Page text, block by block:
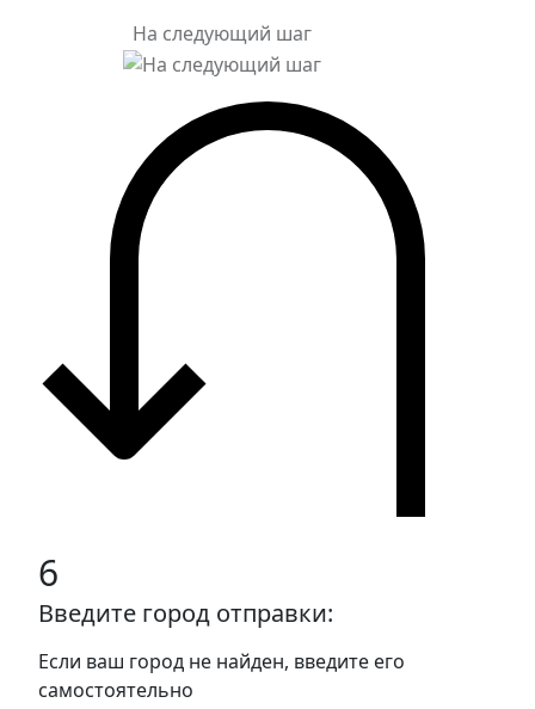
На следующий шаг
6
Введите город отправки:
Если ваш город не найден, введите его
самостоятельно